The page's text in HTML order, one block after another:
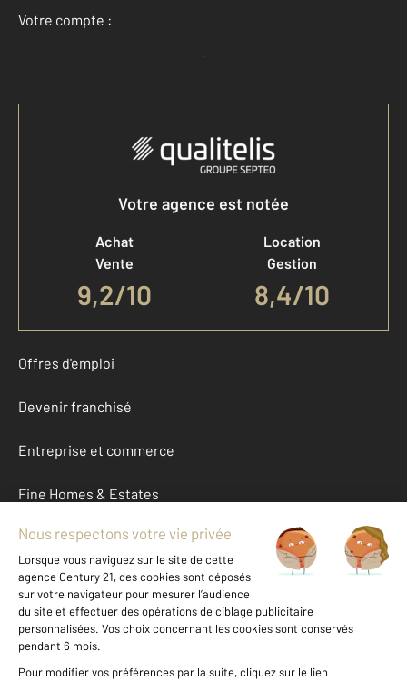
Votre compte :
Accéder à mon compte
Votre agence est notée
Achat
Vente
9,2/10
Location
Gestion
8,4/10
Offres d'emploi
Devenir franchisé
Entreprise et commerce
Fine Homes & Estates
À propos
International
Nous contacter